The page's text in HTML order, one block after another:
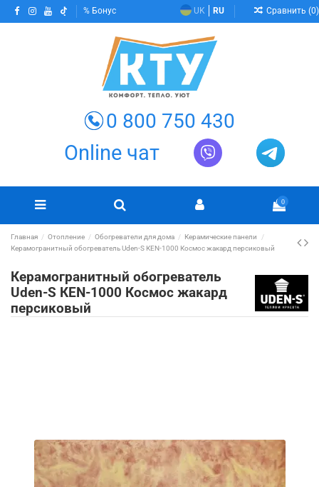
Бонус UK RU Сравнить (0)
0 800 750 430
Online чат
0
Главная Отопление Обогреватели для дома
Керамические панели
Керамогранитный обогреватель Uden-S КЕN-1000 Космос жакард персиковый
Керамогранитный обогреватель
Uden-S КЕN-1000 Космос жакард
персиковый